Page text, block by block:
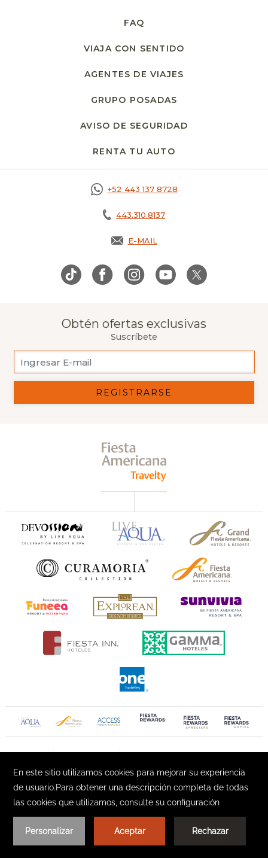
FAQ
VIAJA CON SENTIDO
AGENTES DE VIAJES
GRUPO POSADAS
AVISO DE SEGURIDAD
RENTA TU AUTO
+52 443 137 8728
443.310.8137
E-MAIL
OPENS IN A NEW TAB.
Obtén ofertas exclusivas
Suscríbete
REGISTRARSE